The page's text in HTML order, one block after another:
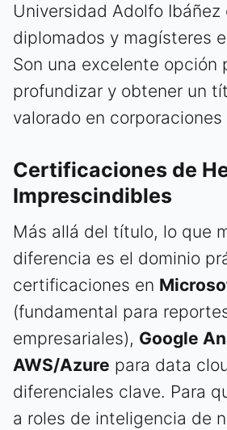
Universidad Adolfo Ibáñez
diplomados y magísteres
Son una excelente opción
profundizar y obtener un
valorado en
Certificaciones de
Imprescindibles
Más allá del título, lo que
diferencia es el dominio
certificaciones en
(fundamental para
empresariales), Google
AWS/Azure para data
diferenciales clave. Para
a roles de inteligencia de